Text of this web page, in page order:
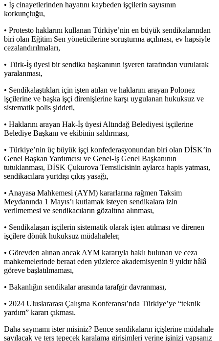
• İş cinayetlerinden hayatını kaybeden işçilerin sayısının
korkunçluğu,
• Protesto haklarını kullanan Türkiye’nin en büyük sendikalarından
biri olan Eğitim Sen yöneticilerine soruşturma açılması, ev hapsiyle
cezalandırılmaları,
• Türk-İş üyesi bir sendika başkanının işveren tarafından vurularak
yaralanması,
• Sendikalaştıkları için işten atılan ve haklarını arayan Polonez
işçilerine ve başka işçi direnişlerine karşı uygulanan hukuksuz ve
sistematik polis şiddeti,
• Haklarını arayan Hak-İş üyesi Altındağ Belediyesi işçilerine
Belediye Başkanı ve ekibinin saldırması,
• Türkiye’nin üç büyük işçi konfederasyonundan biri olan DİSK’in
Genel Başkan Yardımcısı ve Genel-İş Genel Başkanının
tutuklanması, DİSK Çukurova Temsilcisinin aylarca hapis yatması,
sendikacılara yurtdışı çıkış yasağı,
• Anayasa Mahkemesi (AYM) kararlarına rağmen Taksim
Meydanında 1 Mayıs’ı kutlamak isteyen sendikalara izin
verilmemesi ve sendikacıların gözaltına alınması,
• Sendikalaşan işçilerin sistematik olarak işten atılması ve direnen
işçilere dönük hukuksuz müdahaleler,
• Görevden alınan ancak AYM kararıyla haklı bulunan ve ceza
mahkemelerinde beraat eden yüzlerce akademisyenin 9 yıldır hâlâ
göreve başlatılmaması,
• Bakanlığın sendikalar arasında tarafgir davranması,
• 2024 Uluslararası Çalışma Konferansı’nda Türkiye’ye “teknik
yardım” kararı çıkması.
Daha saymamı ister misiniz? Bence sendikaların içişlerine müdahale
sayılacak ve ters tepecek karalama girişimleri yerine işinizi yapsanız